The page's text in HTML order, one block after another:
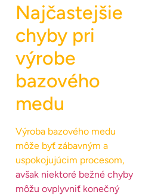
Najčastejšie
chyby pri
výrobe
bazového
medu
Výroba bazového medu
môže byť zábavným a
uspokojujúcim procesom,
avšak niektoré bežné chyby
môžu ovplyvniť konečný